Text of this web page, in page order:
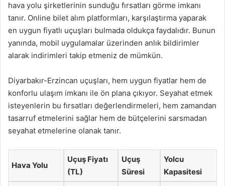
hava yolu şirketlerinin sunduğu fırsatları görme imkanı
tanır. Online bilet alım platformları, karşılaştırma yaparak
en uygun fiyatlı uçuşları bulmada oldukça faydalıdır. Bunun
yanında, mobil uygulamalar üzerinden anlık bildirimler
alarak indirimleri takip etmeniz de mümkün.
Diyarbakır-Erzincan uçuşları, hem uygun fiyatlar hem de
konforlu ulaşım imkanı ile ön plana çıkıyor. Seyahat etmek
isteyenlerin bu fırsatları değerlendirmeleri, hem zamandan
tasarruf etmelerini sağlar hem de bütçelerini sarsmadan
seyahat etmelerine olanak tanır.
Hava Yolu
Uçuş Fiyatı
(TL)
Uçuş
Süresi
Yolcu
Kapasitesi